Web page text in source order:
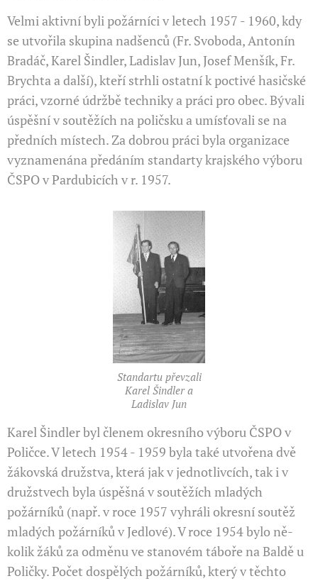
Velmi aktivní byli požárníci v letech 1957 - 1960, kdy
se ut­vořila skupina nadšenců (Fr. Svoboda, Antonín
Bradáč, Karel Šind­ler, Ladislav Jun, Josef Menšík, Fr.
Brychta a další), kteří strhli ostatní k poctivé hasičské
práci, vzorné údržbě techniky a práci pro obec. Bývali
úspěšní v soutěžích na poličsku a umís­ťovali se na
předních místech. Za dobrou práci byla organizace
vyznamenána předáním standarty krajského výboru
ČSPO v Pardubi­cích v r. 1957.
Standartu převzali
Karel Šindler a
Ladislav Jun
Karel Šindler byl členem okresního výboru ČSPO v
Poličce. V letech 1954 - 1959 byla také utvořena dvě
žákovská družstva, která jak v jednotlivcích, tak i v
družstvech byla ús­pěšná v soutěžích mladých
požárníků (např. v roce 1957 vyhráli okresní soutěž
mladých požárníků v Jedlové). V roce 1954 bylo ně­
kolik žáků za odměnu ve stanovém táboře na Baldě u
Poličky. Počet dospělých požárníků, který v těchto